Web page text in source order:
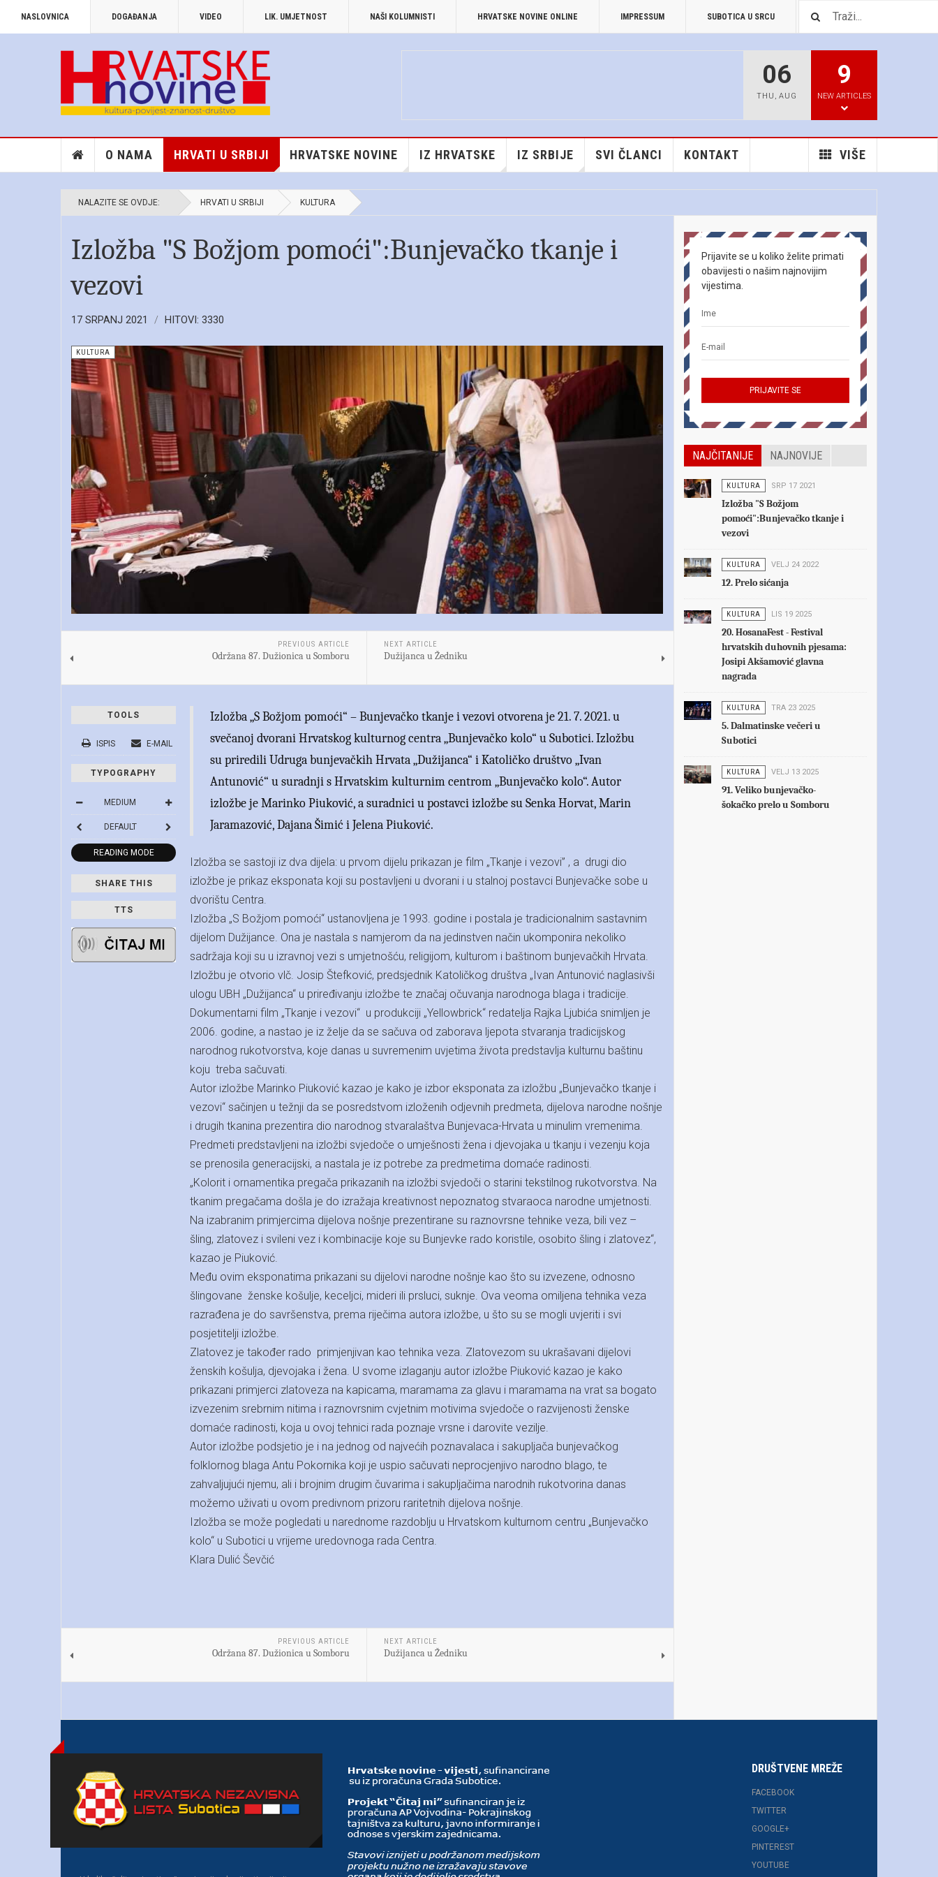
NASLOVNICA DOGAĐANJA VIDEO LIK. UMJETNOST NAŠI KOLUMNISTI HRVATSKE NOVINE ONLINE IMPRESSUM SUBOTICA U SRCU PREUZIMANJA
06
THU , AUG
9
NEW ARTICLES
O NAMA HRVATI U SRBIJI HRVATSKE NOVINE IZ HRVATSKE IZ SRBIJE SVI ČLANCI VIŠE
KONTAKT
NALAZITE SE OVDJE: HRVATI U SRBIJI KULTURA
Izložba "S Božjom pomoći":Bunjevačko tkanje i
vezovi
17 SRPANJ 2021 HITOVI: 3330
KULTURA
PREVIOUS ARTICLE
Održana 87. Dužionica u Somboru
NEXT ARTICLE
Dužijanca u Žedniku
TOOLS
ISPIS E-MAIL
TYPOGRAPHY
MEDIUM
DEFAULT
READING MODE
SHARE THIS
TTS
Izložba „S Božjom pomoći“ – Bunjevačko tkanje i vezovi otvorena je 21. 7. 2021. u
svečanoj dvorani Hrvatskog kulturnog centra „Bunjevačko kolo“ u Subotici. Izložbu
su priredili Udruga bunjevačkih Hrvata „Dužijanca“ i Katoličko društvo „Ivan
Antunović“ u suradnji s Hrvatskim kulturnim centrom „Bunjevačko kolo“. Autor
izložbe je Marinko Piuković, a suradnici u postavci izložbe su Senka Horvat, Marin
Jaramazović, Dajana Šimić i Jelena Piuković.
Izložba se sastoji iz dva dijela: u prvom dijelu prikazan je film „Tkanje i vezovi” , a drugi dio
izložbe je prikaz eksponata koji su postavljeni u dvorani i u stalnoj postavci Bunjevačke sobe u
dvorištu Centra.
Izložba „S Božjom pomoći“ ustanovljena je 1993. godine i postala je tradicionalnim sastavnim
dijelom Dužijance. Ona je nastala s namjerom da na jedinstven način ukomponira nekoliko
sadržaja koji su u izravnoj vezi s umjetnošću, religijom, kulturom i baštinom bunjevačkih Hrvata.
Izložbu je otvorio vlč. Josip Štefković, predsjednik Katoličkog društva „Ivan Antunović naglasivši
ulogu UBH „Dužijanca“ u priređivanju izložbe te značaj očuvanja narodnoga blaga i tradicije.
Dokumentarni film „Tkanje i vezovi“ u produkciji „Yellowbrick“ redatelja Rajka Ljubića snimljen je
2006. godine, a nastao je iz želje da se sačuva od zaborava ljepota stvaranja tradicijskog
narodnog rukotvorstva, koje danas u suvremenim uvjetima života predstavlja kulturnu baštinu
koju treba sačuvati.
Autor izložbe Marinko Piuković kazao je kako je izbor eksponata za izložbu „Bunjevačko tkanje i
vezovi“ sačinjen u težnji da se posredstvom izloženih odjevnih predmeta, dijelova narodne nošnje
i drugih tkanina prezentira dio narodnog stvaralaštva Bunjevaca-Hrvata u minulim vremenima.
Predmeti predstavljeni na izložbi svjedoče o umješnosti žena i djevojaka u tkanju i vezenju koja
se prenosila generacijski, a nastala je iz potrebe za predmetima domaće radinosti.
„Kolorit i ornamentika pregača prikazanih na izložbi svjedoči o starini tekstilnog rukotvorstva. Na
tkanim pregačama došla je do izražaja kreativnost nepoznatog stvaraoca narodne umjetnosti.
Na izabranim primjercima dijelova nošnje prezentirane su raznovrsne tehnike veza, bili vez –
šling, zlatovez i svileni vez i kombinacije koje su Bunjevke rado koristile, osobito šling i zlatovez“,
kazao je Piuković.
Među ovim eksponatima prikazani su dijelovi narodne nošnje kao što su izvezene, odnosno
šlingovane ženske košulje, keceljci, mideri ili prsluci, suknje. Ova veoma omiljena tehnika veza
razrađena je do savršenstva, prema riječima autora izložbe, u što su se mogli uvjeriti i svi
posjetitelji izložbe.
Zlatovez je također rado primjenjivan kao tehnika veza. Zlatovezom su ukrašavani dijelovi
ženskih košulja, djevojaka i žena. U svome izlaganju autor izložbe Piuković kazao je kako
prikazani primjerci zlatoveza na kapicama, maramama za glavu i maramama na vrat sa bogato
izvezenim srebrnim nitima i raznovrsnim cvjetnim motivima svjedoče o razvijenosti ženske
domaće radinosti, koja u ovoj tehnici rada poznaje vrsne i darovite vezilje.
Autor izložbe podsjetio je i na jednog od najvećih poznavalaca i sakupljača bunjevačkog
folklornog blaga Antu Pokornika koji je uspio sačuvati neprocjenjivo narodno blago, te
zahvaljujući njemu, ali i brojnim drugim čuvarima i sakupljačima narodnih rukotvorina danas
možemo uživati u ovom predivnom prizoru raritetnih dijelova nošnje.
Izložba se može pogledati u narednome razdoblju u Hrvatskom kulturnom centru „Bunjevačko
kolo“ u Subotici u vrijeme uredovnoga rada Centra.
Klara Dulić Ševčić
PREVIOUS ARTICLE
Održana 87. Dužionica u Somboru
NEXT ARTICLE
Dužijanca u Žedniku
Prijavite se u koliko želite primati
obavijesti o našim najnovijim
vijestima.
NAJČITANIJE NAJNOVIJE
KULTURA SRP 17 2021
Izložba "S Božjom
pomoći":Bunjevačko tkanje i
vezovi
KULTURA VELJ 24 2022
12. Prelo sićanja
KULTURA LIS 19 2025
20. HosanaFest - Festival
hrvatskih duhovnih pjesama:
Josipi Akšamović glavna
nagrada
KULTURA TRA 23 2025
5. Dalmatinske večeri u
Subotici
KULTURA VELJ 13 2025
91. Veliko bunjevačko-
šokačko prelo u Somboru
DRUŠTVENE MREŽE
FACEBOOK
TWITTER
GOOGLE+
PINTEREST
YOUTUBE